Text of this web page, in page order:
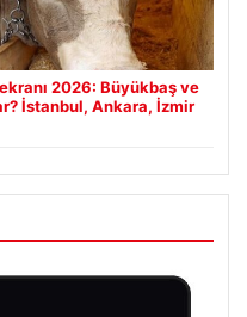
2026: Büyükbaş ve
İstanbul, Ankara, İzmir